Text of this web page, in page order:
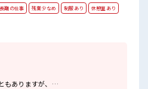
長期の仕事 残業少なめ 制服あり 休憩室あり
ありますが、